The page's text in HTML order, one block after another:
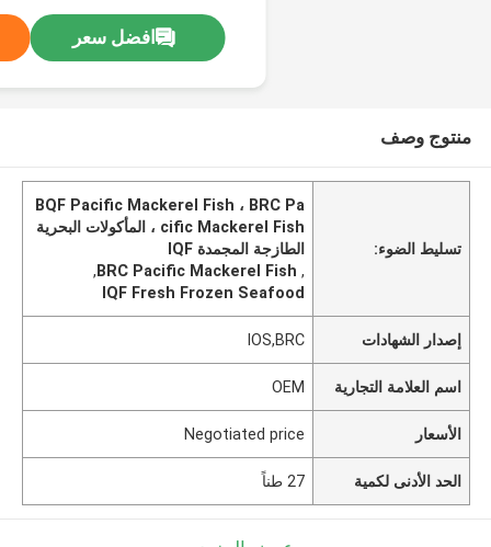
افضل سعر
منتوج وصف
تسليط الضوء:
BQF Pacific Mackerel Fish ، BRC Pa
cific Mackerel Fish ، المأكولات البحرية
الطازجة المجمدة IQF
,
BRC Pacific Mackerel Fish
,
IQF Fresh Frozen Seafood
إصدار الشهادات IOS,BRC
اسم العلامة التجارية OEM
الأسعار Negotiated price
الحد الأدنى لكمية 27 طناً